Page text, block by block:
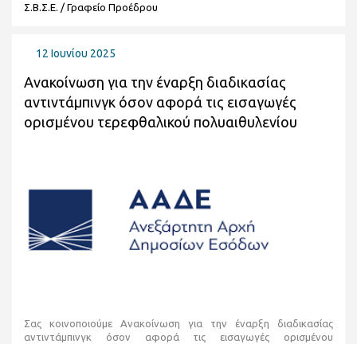
Σ.Β.Σ.Ε. / Γραφείο Προέδρου
12 Ιουνίου 2025
Ανακοίνωση για την έναρξη διαδικασίας
αντιντάμπινγκ όσον αφορά τις εισαγωγές
ορισμένου τερεφθαλικού πολυαιθυλενίου
Σας κοινοποιούμε Aνακοίνωση για την έναρξη διαδικασίας
αντιντάμπινγκ όσον αφορά τις εισαγωγές ορισμένου